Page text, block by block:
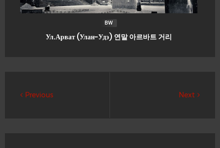
BW
Ул.Арват (Улан-Удэ) 연말 아르바트 거리
Next
Previous